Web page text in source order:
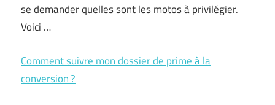
se demander quelles sont les motos à privilégier.
Voici …
Comment suivre mon dossier de prime à la
conversion ?